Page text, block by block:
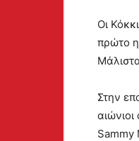
Οι
πρώτο
Στην
Sammy